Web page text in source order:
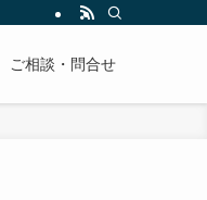
ご相談・問合せ